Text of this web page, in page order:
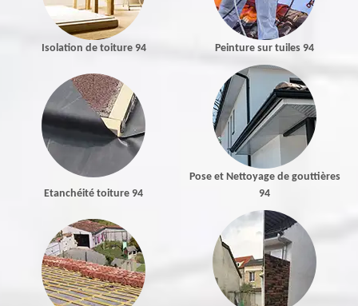
Isolation de toiture 94 Peinture sur tuiles 94
Etanchéité toiture 94
Pose et Nettoyage de gouttières
94